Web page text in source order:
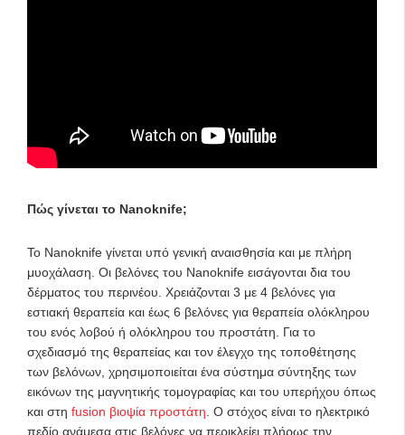
Πώς γίνεται το Nanoknife;
Το Nanoknife γίνεται υπό γενική αναισθησία και με πλήρη
μυοχάλαση. Οι βελόνες του Nanoknife εισάγονται δια του
δέρματος του περινέου. Χρειάζονται 3 με 4 βελόνες για
εστιακή θεραπεία και έως 6 βελόνες για θεραπεία ολόκληρου
του ενός λοβού ή ολόκληρου του προστάτη. Για το
σχεδιασμό της θεραπείας και τον έλεγχο της τοποθέτησης
των βελόνων, χρησιμοποιείται ένα σύστημα σύντηξης των
εικόνων της μαγνητικής τομογραφίας και του υπερήχου όπως
και στη fusion βιοψία προστάτη . Ο στόχος είναι το ηλεκτρικό
πεδίο ανάμεσα στις βελόνες να περικλείει πλήρως την